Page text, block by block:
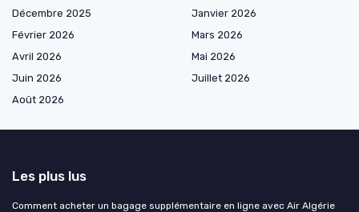
Décembre 2025
Janvier 2026
Février 2026
Mars 2026
Avril 2026
Mai 2026
Juin 2026
Juillet 2026
Août 2026
Les plus lus
Comment acheter un bagage supplémentaire en ligne avec Air Algérie